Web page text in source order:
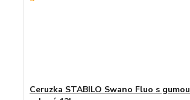
Ceruzka STABILO Swano Fluo s gumou